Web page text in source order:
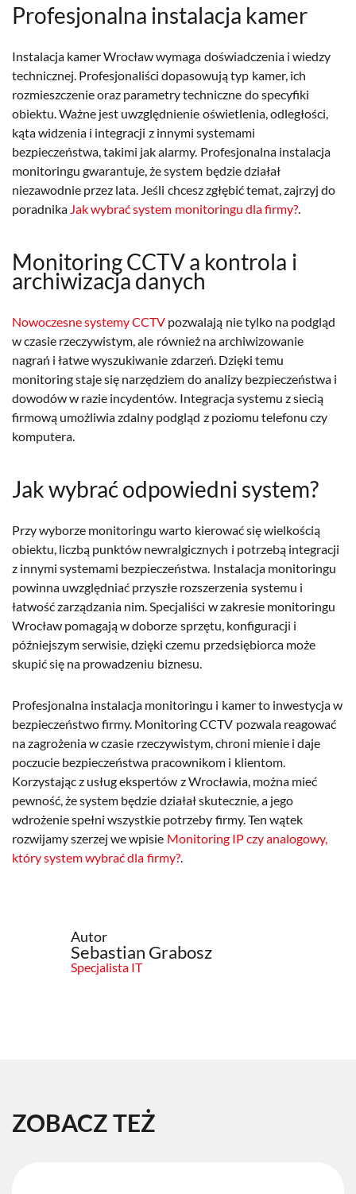
Profesjonalna instalacja kamer
Instalacja kamer Wrocław wymaga doświadczenia i wiedzy
technicznej. Profesjonaliści dopasowują typ kamer, ich
rozmieszczenie oraz parametry techniczne do specyfiki
obiektu. Ważne jest uwzględnienie oświetlenia, odległości,
kąta widzenia i integracji z innymi systemami
bezpieczeństwa, takimi jak alarmy. Profesjonalna instalacja
monitoringu gwarantuje, że system będzie działał
niezawodnie przez lata. Jeśli chcesz zgłębić temat, zajrzyj do
poradnika Jak wybrać system monitoringu dla firmy?.
Monitoring CCTV a kontrola i
archiwizacja danych
Nowoczesne systemy CCTV pozwalają nie tylko na podgląd
w czasie rzeczywistym, ale również na archiwizowanie
nagrań i łatwe wyszukiwanie zdarzeń. Dzięki temu
monitoring staje się narzędziem do analizy bezpieczeństwa i
dowodów w razie incydentów. Integracja systemu z siecią
firmową umożliwia zdalny podgląd z poziomu telefonu czy
komputera.
Jak wybrać odpowiedni system?
Przy wyborze monitoringu warto kierować się wielkością
obiektu, liczbą punktów newralgicznych i potrzebą integracji
z innymi systemami bezpieczeństwa. Instalacja monitoringu
powinna uwzględniać przyszłe rozszerzenia systemu i
łatwość zarządzania nim. Specjaliści w zakresie monitoringu
Wrocław pomagają w doborze sprzętu, konfiguracji i
późniejszym serwisie, dzięki czemu przedsiębiorca może
skupić się na prowadzeniu biznesu.
Profesjonalna instalacja monitoringu i kamer to inwestycja w
bezpieczeństwo firmy. Monitoring CCTV pozwala reagować
na zagrożenia w czasie rzeczywistym, chroni mienie i daje
poczucie bezpieczeństwa pracownikom i klientom.
Korzystając z usług ekspertów z Wrocławia, można mieć
pewność, że system będzie działał skutecznie, a jego
wdrożenie spełni wszystkie potrzeby firmy. Ten wątek
rozwijamy szerzej we wpisie Monitoring IP czy analogowy,
który system wybrać dla firmy?.
Autor
Sebastian Grabosz
Specjalista IT
ZOBACZ TEŻ